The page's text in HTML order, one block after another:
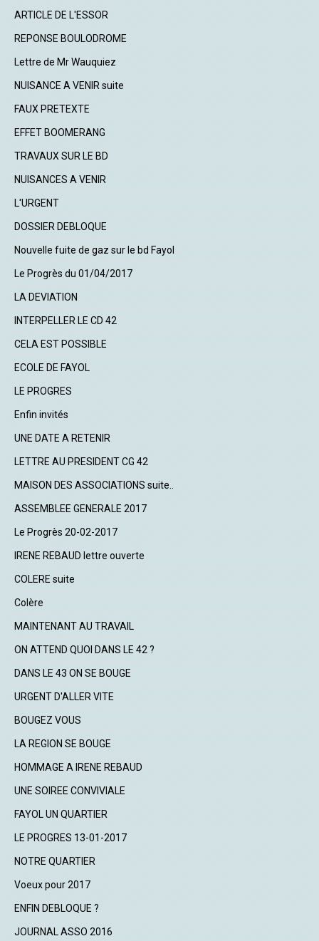
ARTICLE DE L'ESSOR
REPONSE BOULODROME
Lettre de Mr Wauquiez
NUISANCE A VENIR suite
FAUX PRETEXTE
EFFET BOOMERANG
TRAVAUX SUR LE BD
NUISANCES A VENIR
L'URGENT
DOSSIER DEBLOQUE
Nouvelle fuite de gaz sur le bd Fayol
Le Progrès du 01/04/2017
LA DEVIATION
INTERPELLER LE CD 42
CELA EST POSSIBLE
ECOLE DE FAYOL
LE PROGRES
Enfin invités
UNE DATE A RETENIR
LETTRE AU PRESIDENT CG 42
MAISON DES ASSOCIATIONS suite..
ASSEMBLEE GENERALE 2017
Le Progrès 20-02-2017
IRENE REBAUD lettre ouverte
COLERE suite
Colère
MAINTENANT AU TRAVAIL
ON ATTEND QUOI DANS LE 42 ?
DANS LE 43 ON SE BOUGE
URGENT D'ALLER VITE
BOUGEZ VOUS
LA REGION SE BOUGE
HOMMAGE A IRENE REBAUD
UNE SOIREE CONVIVIALE
FAYOL UN QUARTIER
LE PROGRES 13-01-2017
NOTRE QUARTIER
Voeux pour 2017
ENFIN DEBLOQUE ?
JOURNAL ASSO 2016